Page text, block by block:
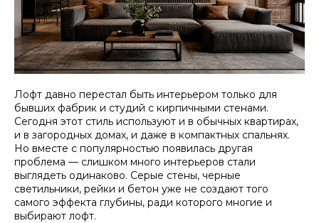
Лофт давно перестал быть интерьером только для
бывших фабрик и студий с кирпичными стенами.
Сегодня этот стиль используют и в обычных квартирах,
и в загородных домах, и даже в компактных спальнях.
Но вместе с популярностью появилась другая
проблема — слишком много интерьеров стали
выглядеть одинаково. Серые стены, черные
светильники, рейки и бетон уже не создают того
самого эффекта глубины, ради которого многие и
выбирают лофт.